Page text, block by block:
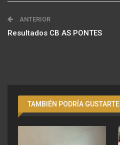
ANTERIOR
Resultados CB AS PONTES
TAMBIÉN PODRÍA GUSTARTE